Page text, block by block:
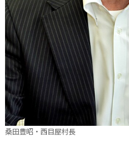
桑田豊昭・西目屋村長